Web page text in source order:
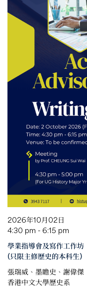
2026年10月02日
4:30 pm - 6:15 pm
學業指導會及寫作工作坊
(只限主修歷史的本科生)
張瑞威、墨瞻史、謝偉傑
香港中文大學歷史系